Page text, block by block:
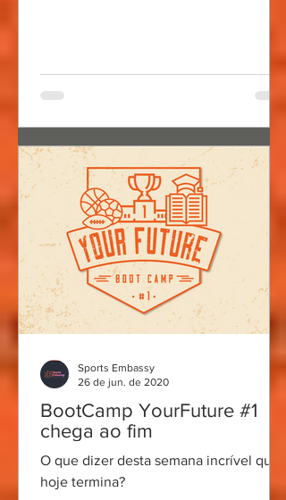
BootCamp YourFuture #1
chega ao fim
O que dizer desta semana incrível que
hoje termina?
Sports Embassy
26 de jun. de 2020